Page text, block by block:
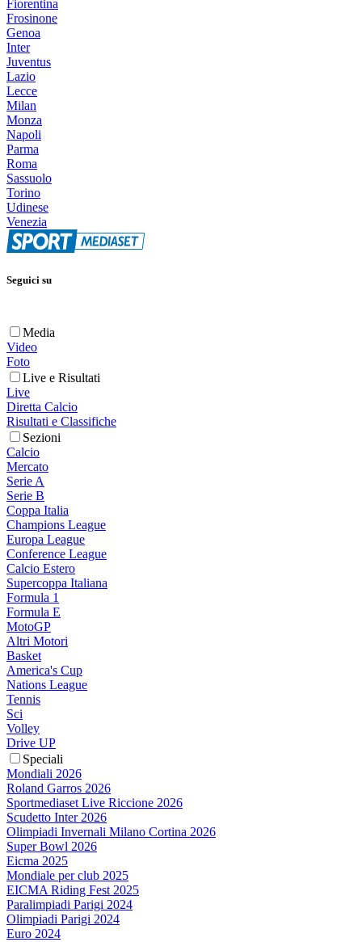
Fiorentina
Frosinone
Genoa
Inter
Juventus
Lazio
Lecce
Milan
Monza
Napoli
Parma
Roma
Sassuolo
Torino
Udinese
Venezia
Seguici su
Media
Video
Foto
Live e Risultati
Live
Diretta Calcio
Risultati e Classifiche
Sezioni
Calcio
Mercato
Serie A
Serie B
Coppa Italia
Champions League
Europa League
Conference League
Calcio Estero
Supercoppa Italiana
Formula 1
Formula E
MotoGP
Altri Motori
Basket
America's Cup
Nations League
Tennis
Sci
Volley
Drive UP
Speciali
Mondiali 2026
Roland Garros 2026
Sportmediaset Live Riccione 2026
Scudetto Inter 2026
Olimpiadi Invernali Milano Cortina 2026
Super Bowl 2026
Eicma 2025
Mondiale per club 2025
EICMA Riding Fest 2025
Paralimpiadi Parigi 2024
Olimpiadi Parigi 2024
Euro 2024